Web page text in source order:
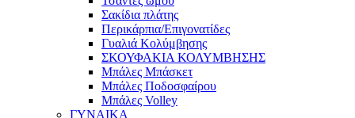
Σακίδια πλάτης
Περικάρπια/Επιγονατίδες
Γυαλιά Κολύμβησης
ΣΚΟΥΦΑΚΙΑ ΚΟΛΥΜΒΗΣΗΣ
Μπάλες Μπάσκετ
Μπάλες Ποδοσφαίρου
Μπάλες Volley
ΓΥΝΑΙΚΑ